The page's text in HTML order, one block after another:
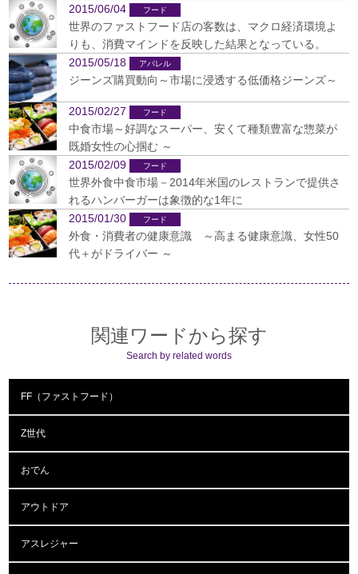
2015/06/04
世界のファストフード店の客数は、マクロ経済環境よ
りも、消費マインドを反映した結果となっている。
2015/05/18
ジーンズ購買動向～市場に浸透する低価格ジーンズ～
2015/02/27
中食市場～好調なスーパー、安くて種類豊富な惣菜が
既婚女性の心掴む ～
2015/02/09
世界外食中食市場－2014年米国のレストランで提供さ
れるハンバーガーは象徴的な1年に
2015/01/30
外食・消費者の健康意識 ～高まる健康意識、女性50
代＋がドライバー ～
関連ワードから探す
Search by related words
FF（ファストフード）
Z世代
おでん
アウトドア
アスレジャー